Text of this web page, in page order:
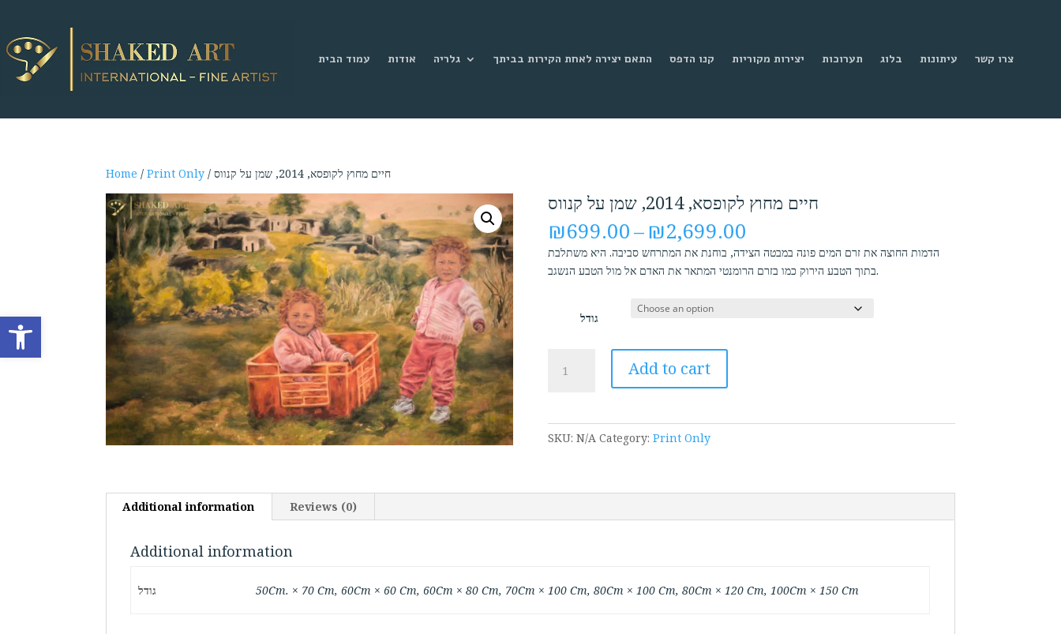
Open toolbar
עמוד הבית אודות גלריה התאם יצירה לאחת הקירות בביתך קנו הדפס יצירות מקוריות תערוכות בלוג עיתונות צרו קשר
Home /Print Only / חיים מחוץ לקופסא, 2014, שמן על קנווס
חיים מחוץ לקופסא, 2014, שמן על קנווס
₪699.00–₪2,699.00
range:
₪699.00
through
הדמות החוצה את זרם המים פונה במבטה הצידה, בוחנת את המתרחש סביבה. היא משתלבת
בתוך הטבע הירוק כמו בזרם הרומנטי המתאר את האדם אל מול הטבע הנשגב.
גודל
מחוץ
Add to cart
SKU: N/A Category: Print Only
Additional information Reviews (0)
Additional information
גודל 50Cm. × 70 Cm, 60Cm × 60 Cm, 60Cm × 80 Cm, 70Cm × 100 Cm, 80Cm × 100 Cm, 80Cm × 120 Cm, 100Cm × 150 Cm